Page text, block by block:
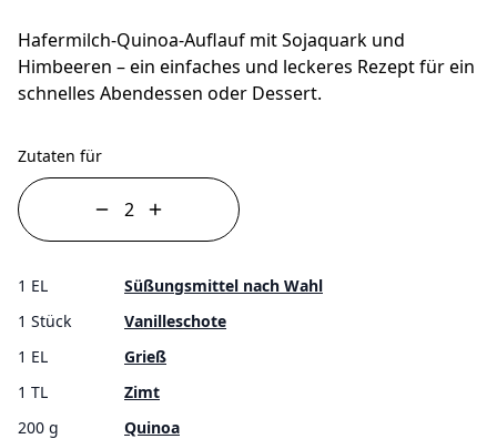
Hafermilch-Quinoa-Auflauf mit Sojaquark und
Himbeeren – ein einfaches und leckeres Rezept für ein
schnelles Abendessen oder Dessert.
Zutaten für
1 EL
Süßungsmittel nach Wahl
1 Stück
Vanilleschote
1 EL
Grieß
1 TL
Zimt
200 g
Quinoa